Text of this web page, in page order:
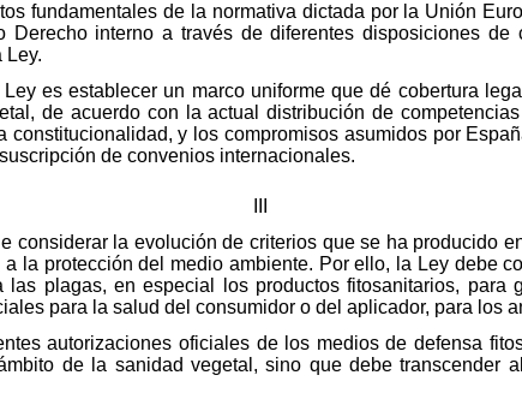
fundamentales de la normativa dictada por la Unión
interno a través de diferentes disposiciones de
Ley.
es establecer un marco uniforme que dé cobertura
de acuerdo con la actual distribución de
constitucionalidad, y los compromisos asumidos por
de convenios internacionales.
considerar la evolución de criterios que se ha producido
la protección del medio ambiente. Por ello, la Ley debe
plagas, en especial los productos fitosanitarios, para
para la salud del consumidor o del aplicador, para los
autorizaciones oficiales de los medios de defensa
de la sanidad vegetal, sino que debe transcender